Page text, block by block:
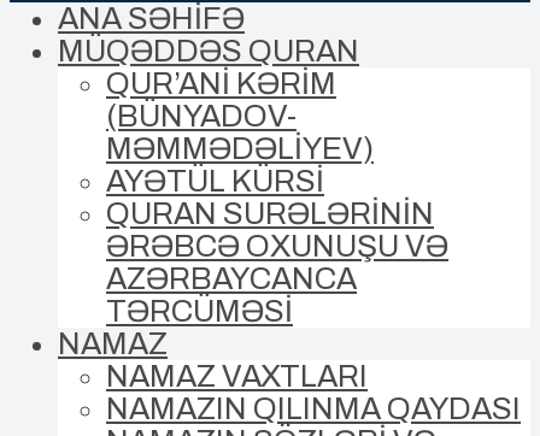
ANA SƏHİFƏ
MÜQƏDDƏS QURAN
QUR’ANİ KƏRİM
(BÜNYADOV-
MƏMMƏDƏLIYEV)
AYƏTÜL KÜRSİ
QURAN SURƏLƏRİNİN
ƏRƏBCƏ OXUNUŞU VƏ
AZƏRBAYCANCA
TƏRCÜMƏSİ
NAMAZ
NAMAZ VAXTLARI
NAMAZIN QILINMA QAYDASI